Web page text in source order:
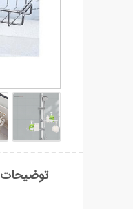
توضیحات